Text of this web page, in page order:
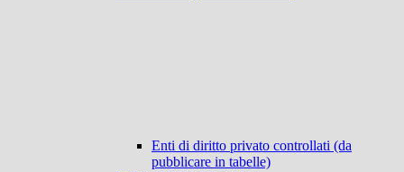
Enti di diritto privato controllati (da
pubblicare in tabelle)